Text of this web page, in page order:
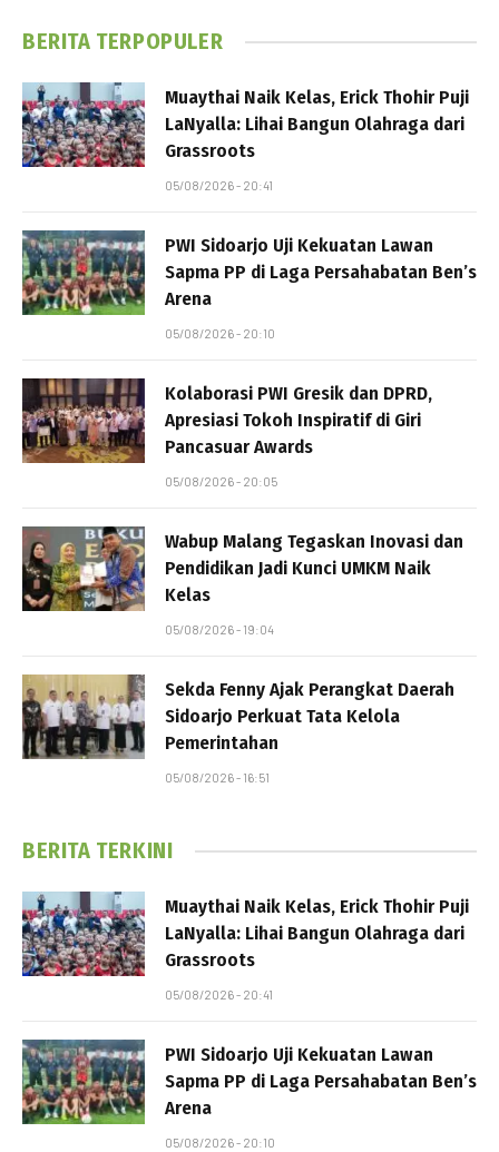
BERITA TERPOPULER
Muaythai Naik Kelas, Erick Thohir Puji
LaNyalla: Lihai Bangun Olahraga dari
Grassroots
05/08/2026 - 20:41
PWI Sidoarjo Uji Kekuatan Lawan
Sapma PP di Laga Persahabatan Ben’s
Arena
05/08/2026 - 20:10
Kolaborasi PWI Gresik dan DPRD,
Apresiasi Tokoh Inspiratif di Giri
Pancasuar Awards
05/08/2026 - 20:05
Wabup Malang Tegaskan Inovasi dan
Pendidikan Jadi Kunci UMKM Naik
Kelas
05/08/2026 - 19:04
Sekda Fenny Ajak Perangkat Daerah
Sidoarjo Perkuat Tata Kelola
Pemerintahan
05/08/2026 - 16:51
BERITA TERKINI
Muaythai Naik Kelas, Erick Thohir Puji
LaNyalla: Lihai Bangun Olahraga dari
Grassroots
05/08/2026 - 20:41
PWI Sidoarjo Uji Kekuatan Lawan
Sapma PP di Laga Persahabatan Ben’s
Arena
05/08/2026 - 20:10